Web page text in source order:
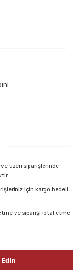
üzeri siparişlerinde
için kargo bedeli
ve siparişi iptal etme